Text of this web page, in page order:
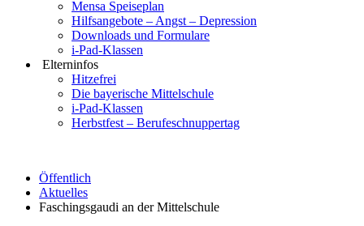
Mensa Speiseplan
Hilfsangebote – Angst – Depression
Downloads und Formulare
i-Pad-Klassen
Elterninfos
Hitzefrei
Die bayerische Mittelschule
i-Pad-Klassen
Herbstfest – Berufeschnuppertag
Öffentlich
Aktuelles
Faschingsgaudi an der Mittelschule